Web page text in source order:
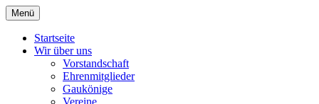
Zum
Inhalt
springen
Schützengau Simbach
Menü
Startseite
Wir über uns
Vorstandschaft
Ehrenmitglieder
Gaukönige
Vereine